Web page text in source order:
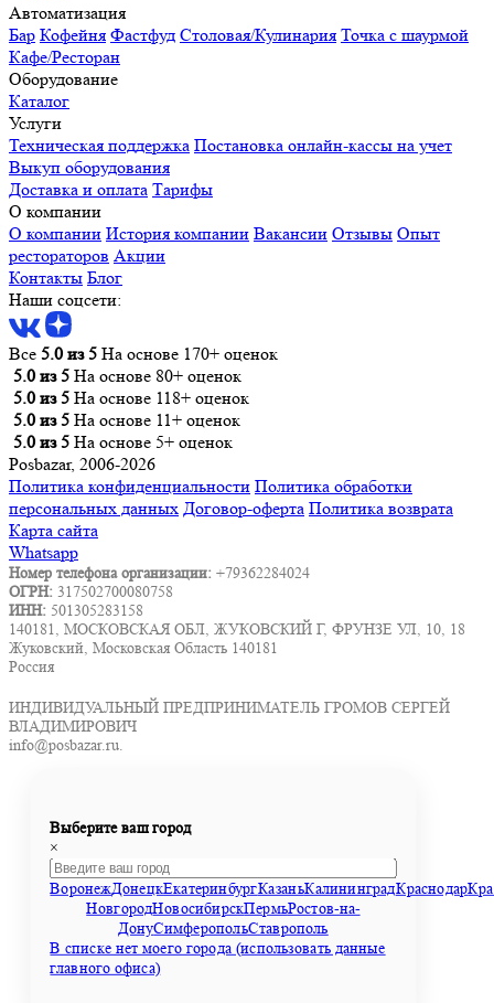
Автоматизация
Бар Кофейня Фастфуд Столовая/Кулинария Точка с шаурмой
Кафе/Ресторан
Оборудование
Каталог
Услуги
Техническая поддержка Постановка онлайн-кассы на учет
Выкуп оборудования
Доставка и оплата Тарифы
О компании
О компании История компании Вакансии Отзывы Опыт
рестораторов Акции
Контакты Блог
Наши соцсети:
Все 5.0 из 5 На основе 170+ оценок
5.0 из 5 На основе 80+ оценок
5.0 из 5 На основе 118+ оценок
5.0 из 5 На основе 11+ оценок
5.0 из 5 На основе 5+ оценок
Posbazar, 2006-2026
Политика конфиденциальности Политика обработки
персональных данных Договор-оферта Политика возврата
Карта сайта
Whatsapp
Номер телефона организации: +79362284024
ОГРН: 317502700080758
ИНН: 501305283158
140181, МОСКОВСКАЯ ОБЛ, ЖУКОВСКИЙ Г, ФРУНЗЕ УЛ, 10, 18
Жуковский, Московская Область 140181
Россия
ИНДИВИДУАЛЬНЫЙ ПРЕДПРИНИМАТЕЛЬ ГРОМОВ СЕРГЕЙ
ВЛАДИМИРОВИЧ
info@posbazar.ru.
Выберите ваш город
×
ВоронежДонецкЕкатеринбургКазаньКалининградКраснодар
НовгородНовосибирскПермьРостов-на-
ДонуСимферопольСтаврополь
В списке нет моего города (использовать данные
главного офиса)